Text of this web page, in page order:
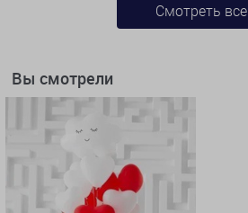
Смотреть все
Вы смотрели